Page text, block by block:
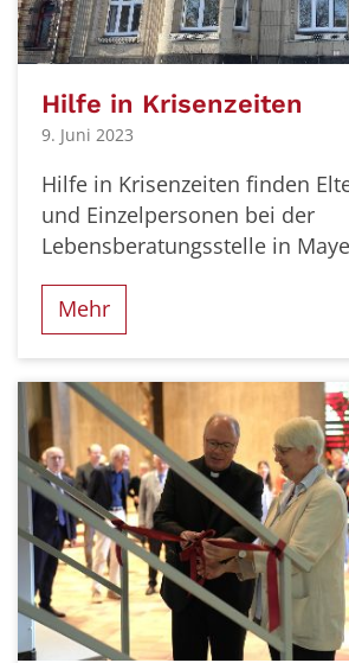
Hilfe in Krisenzeiten
9. Juni 2023
Hilfe in Krisenzeiten finden
und Einzelpersonen bei der
Lebensberatungsstelle in
Mehr